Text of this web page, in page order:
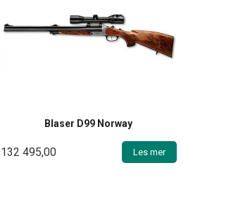
Blaser D99 Norway
132 495,00 Les mer